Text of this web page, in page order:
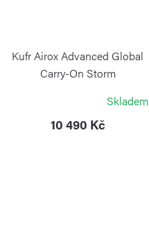
Kufr Airox Advanced Global
Carry-On Storm
Skladem
10 490 Kč